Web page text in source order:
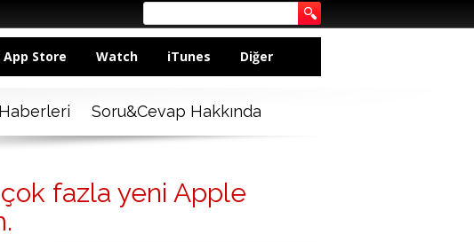
App Store Watch iTunes Diğer
Soru&Cevap Hakkında
fazla yeni Apple